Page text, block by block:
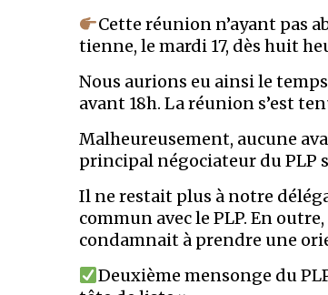
Cette réunion n’ayant pas
tienne, le mardi 17, dès huit
Nous aurions eu ainsi le
avant 18h. La réunion s’est
Malheureusement, aucune
principal négociateur du PLP
Il ne restait plus à notre
commun avec le PLP. En
condamnait à prendre une
Deuxième mensonge du